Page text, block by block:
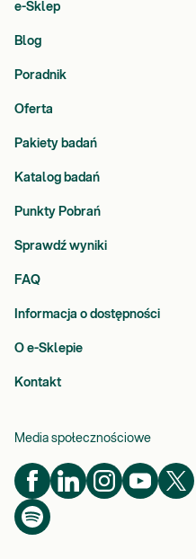
e-Sklep
Blog
Poradnik
Oferta
Pakiety badań
Katalog badań
Punkty Pobrań
Sprawdź wyniki
FAQ
Informacja o dostępności
O e-Sklepie
Kontakt
Media społecznościowe